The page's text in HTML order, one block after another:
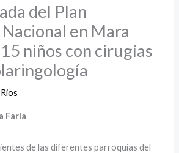
del Plan
en Mara
niños con cirugías
Faría
de las diferentes parroquias del